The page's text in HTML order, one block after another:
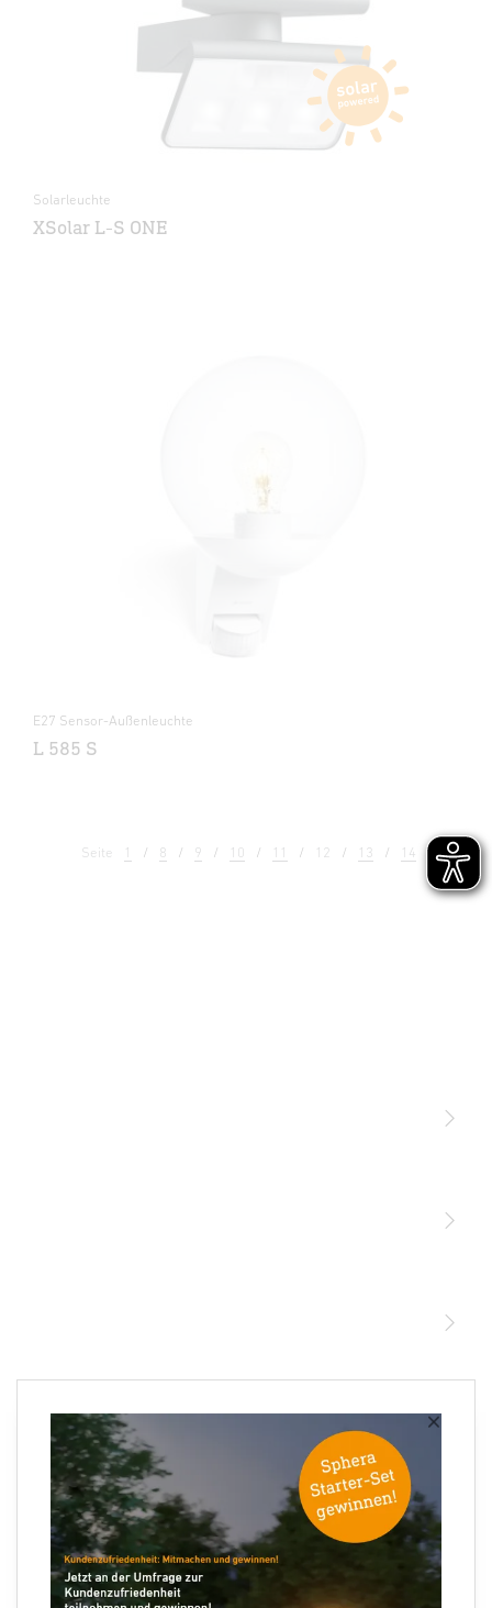
×
Solarleuchte
XSolar L-S ONE
E27 Sensor-Außenleuchte
L 585 S
Seite 1 8 9 10 11 12 13 14 15
Ihre E-Mail Adresse